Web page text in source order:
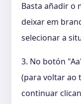
Basta añadir o
deixar em
selecionar a
3. No botón
(para voltar ao
continuar